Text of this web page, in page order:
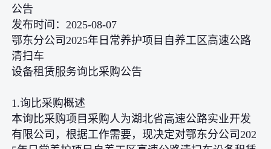
公告
发布时间：2025-08-07
鄂东分公司2025年日常养护项目自养工区高速公路
清扫车
设备租赁服务询比采购公告
1.询比采购概述
本询比采购项目采购人为湖北省高速公路实业开发
有限公司，根据工作需要，现决定对鄂东分公司202